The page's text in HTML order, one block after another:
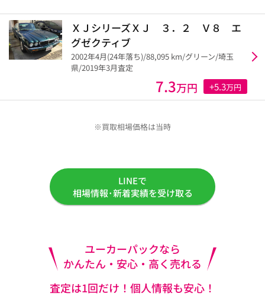
ＸＪシリーズＸＪ ３．２ Ｖ８ エ
グゼクティブ
2002年4月(24年落ち)/88,095 km/グリーン/埼玉
県/2019年3月査定
7.3万円 +5.3万円
※買取相場価格は当時
LINEで
相場情報･新着実績を受け取る
ユーカーパックなら
かんたん・安心・高く売れる
査定は1回だけ！個人情報も安心！